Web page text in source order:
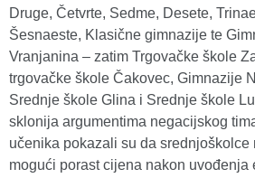
Druge, Četvrte, Sedme, Desete,
Šesnaeste, Klasične gimnazije te
Vranjanina – zatim Trgovačke škole
trgovačke škole Čakovec, Gimnazije
Srednje škole Glina i Srednje škole
sklonija argumentima negacijskog
učenika pokazali su da srednjoškolce
mogući porast cijena nakon uvođenja